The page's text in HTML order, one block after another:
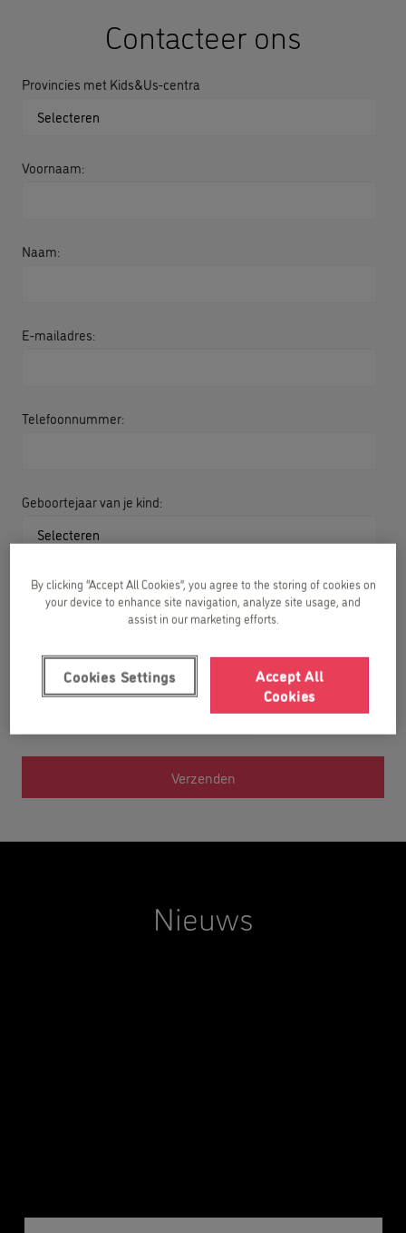
Contacteer ons
Provincies met Kids&Us-centra
Voornaam:
Naam:
E-mailadres:
Telefoonnummer:
Geboortejaar van je kind:
Ik heb hetprivacybeleidgelezen en ga ermee akkoord.
Ik wil me graag inschrijven voor de Newsletter, en gratis
Nieuws
By clicking “Accept All Cookies”, you agree to the storing of cookies on
your device to enhance site navigation, analyze site usage, and
assist in our marketing efforts.
Accept All
Cookies
Cookies Settings